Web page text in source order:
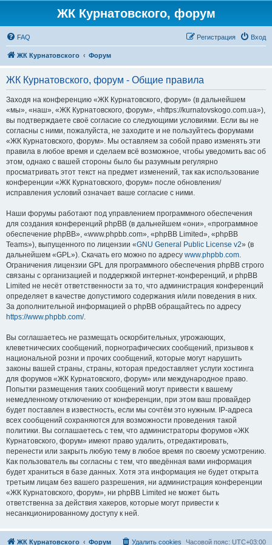
ЖК Курнатовского, форум
FAQ Вход
Регистрация
ЖК Курнатовского Форум
ЖК Курнатовского, форум - Общие правила
Заходя на конференцию «ЖК Курнатовского, форум» (в дальнейшем
«мы», «наш», «ЖК Курнатовского, форум», «https://kurnatovskogo.com.ua»),
вы подтверждаете своё согласие со следующими условиями. Если вы не
согласны с ними, пожалуйста, не заходите и не пользуйтесь форумами
«ЖК Курнатовского, форум». Мы оставляем за собой право изменять эти
правила в любое время и сделаем всё возможное, чтобы уведомить вас об
этом, однако с вашей стороны было бы разумным регулярно
просматривать этот текст на предмет изменений, так как использование
конференции «ЖК Курнатовского, форум» после обновления/
исправления условий означает ваше согласие с ними.
Наши форумы работают под управлением программного обеспечения
для создания конференций phpBB (в дальнейшем «они», «программное
обеспечение phpBB», «www.phpbb.com», «phpBB Limited», «phpBB
Teams»), выпущенного по лицензии «GNU General Public License v2» (в
дальнейшем «GPL»). Скачать его можно по адресу www.phpbb.com.
Ограничения лицензии GPL для программного обеспечения phpBB строго
связаны с организацией и поддержкой интернет-конференций, и phpBB
Limited не несёт ответственности за то, что администрация конференций
определяет в качестве допустимого содержания и/или поведения в них.
За дополнительной информацией о phpBB обращайтесь по адресу
https://www.phpbb.com/.
Вы соглашаетесь не размещать оскорбительных, угрожающих,
клеветнических сообщений, порнографических сообщений, призывов к
национальной розни и прочих сообщений, которые могут нарушить
законы вашей страны, страны, которая предоставляет услуги хостинга
для форумов «ЖК Курнатовского, форум» или международное право.
Попытки размещения таких сообщений могут привести к вашему
немедленному отключению от конференции, при этом ваш провайдер
будет поставлен в известность, если мы сочтём это нужным. IP-адреса
всех сообщений сохраняются для возможности проведения такой
политики. Вы соглашаетесь с тем, что администраторы форумов «ЖК
Курнатовского, форум» имеют право удалить, отредактировать,
перенести или закрыть любую тему в любое время по своему усмотрению.
Как пользователь вы согласны с тем, что введённая вами информация
будет храниться в базе данных. Хотя эта информация не будет открыта
третьим лицам без вашего разрешения, ни администрация конференции
«ЖК Курнатовского, форум», ни phpBB Limited не может быть
ответственна за действия хакеров, которые могут привести к
несанкционированному доступу к ней.
ЖК Курнатовского Форум Часовой пояс: UTC+03:00
Удалить cookies